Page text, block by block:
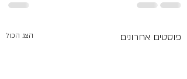
פוסטים אחרונים הצג הכול